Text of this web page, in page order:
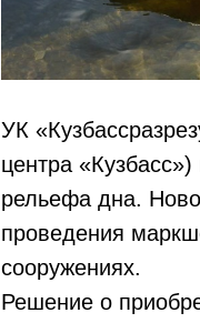
УК
центра
рельефа дна.
проведения
сооружениях.
Решение о